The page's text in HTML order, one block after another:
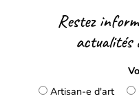
Restez
actualités
Artisan-e d'art